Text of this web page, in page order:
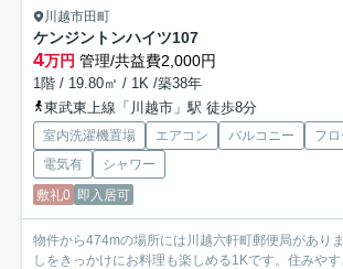
川越市田町
ケンジントンハイツ107
4万円 管理/共益費2,000円
1階 / 19.80㎡ / 1K /築38年
東武東上線「川越市」駅 徒歩8分
室内洗濯機置場 エアコン バルコニー
フ
電気有
シャワー
敷礼0 即入居可
物件から474mの場所には川越六軒町郵便局があり
しをきっかけにお料理も楽しめる1Kです。住みや